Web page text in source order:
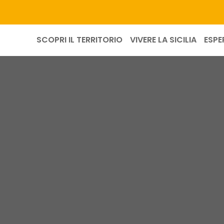
SCOPRI IL TERRITORIO VIVERE LA SICILIA